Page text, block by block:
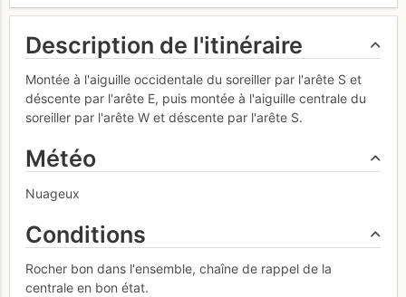
Description de l'itinéraire
Montée à l'aiguille occidentale du soreiller par l'arête S et
déscente par l'arête E, puis montée à l'aiguille centrale du
soreiller par l'arête W et déscente par l'arête S.
Météo
Nuageux
Conditions
Rocher bon dans l'ensemble, chaîne de rappel de la
centrale en bon état.